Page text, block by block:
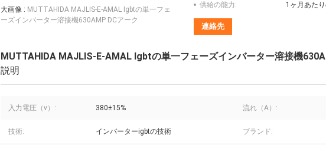
大画像 : MUTTAHIDA MAJLIS-E-AMAL Igbtの単一フェ
ーズインバーター溶接機630AMP DCアーク
供給の能力:
1ヶ月あた
連絡先
MUTTAHIDA MAJLIS-E-AMAL Igbtの単一フェーズインバーター溶接機
説明
入力電圧（v）: 380±15% 流れ（A）:
技術: インバーターigbtの技術 ブランド: